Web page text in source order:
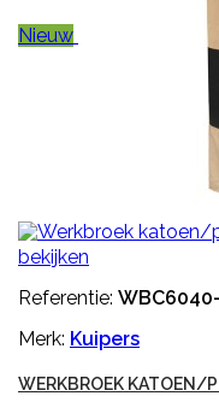
Nieuw
bekijken
Referentie:
Merk: Kuipers
WERKBROEK KATOEN/